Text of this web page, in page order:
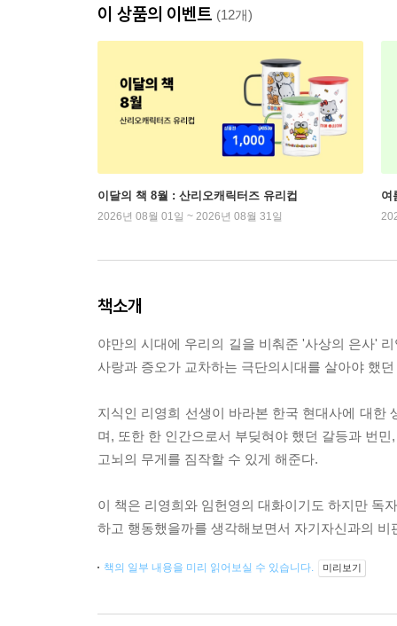
이 상품의 이벤트 (12개)
이달의 책 8월 : 산리오캐릭터즈 유리컵
2026년 08월 01일 ~ 2026년 08월 31일
여
책소개
야만의 시대에 우리의 길을 비춰준 '사상의 은사'
사랑과 증오가 교차하는 극단의시대를 살아야 했
지식인 리영희 선생이 바라본 한국 현대사에 대한
며, 또한 한 인간으로서 부딪혀야 했던 갈등과 번
고뇌의 무게를 짐작할 수 있게 해준다.
이 책은 리영희와 임헌영의 대화이기도 하지만 독
하고 행동했을까를 생각해보면서 자기자신과의
책의 일부 내용을 미리 읽어보실 수 있습니다. 미리보기